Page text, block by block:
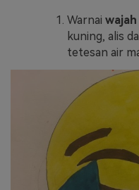
Warnai
kuning, alis
tetesan air